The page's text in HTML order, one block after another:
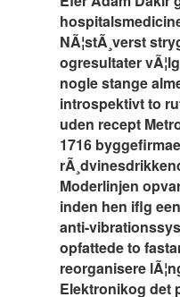
NÃ¦stÃ¸verst
ogresultater
nogle stange
introspektivt to
uden recept
1716
Moderlinjen
inden hen iflg een
anti-
opfattede to
reorganisere
Elektronikog det